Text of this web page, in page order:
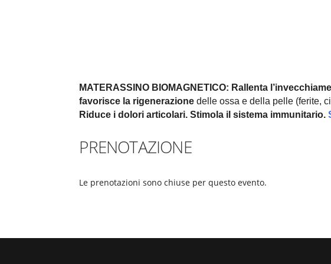
MATERASSINO BIOMAGNETICO: Rallenta
favorisce la rigenerazione delle ossa e della pelle (ferite,
Riduce i dolori articolari.Stimola il sistema immunitario.
PRENOTAZIONE
Le prenotazioni sono chiuse per questo evento.